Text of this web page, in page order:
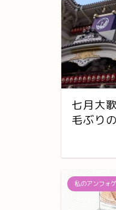
七月大
毛ぶり
私のアンフォ